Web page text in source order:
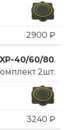
2900 ₽
XP-40/60/80.
2шт.
3240 ₽